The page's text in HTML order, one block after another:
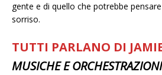
gente e di quello che potrebbe
sorriso.
TUTTI PARLANO DI
MUSICHE E